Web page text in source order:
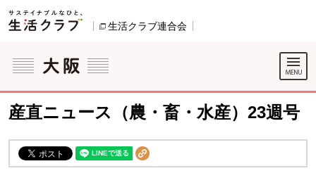
ページの先頭です。
生活クラブ連合会
ここからサイト内共通メニューです。
サイト内共通メニューをスキップする
サイト内共通メニューここまで。
産直ニュース（農・畜・水産）23週号